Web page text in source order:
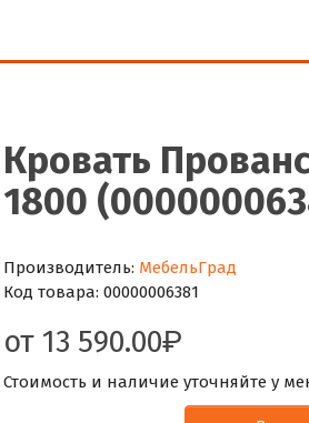
Кровать
1800
Производитель: МебельГрад
Код товара: 00000006381
от 13 590.00
Стоимость и наличие уточняйте у